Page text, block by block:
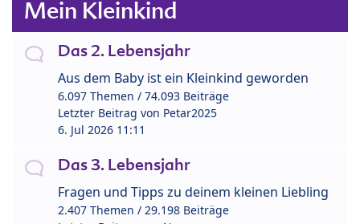
Mein Kleinkind
Das 2. Lebensjahr
Aus dem Baby ist ein Kleinkind geworden
6.097 Themen / 74.093 Beiträge
Letzter Beitrag von Petar2025
6. Jul 2026 11:11
Das 3. Lebensjahr
Fragen und Tipps zu deinem kleinen Liebling
2.407 Themen / 29.198 Beiträge